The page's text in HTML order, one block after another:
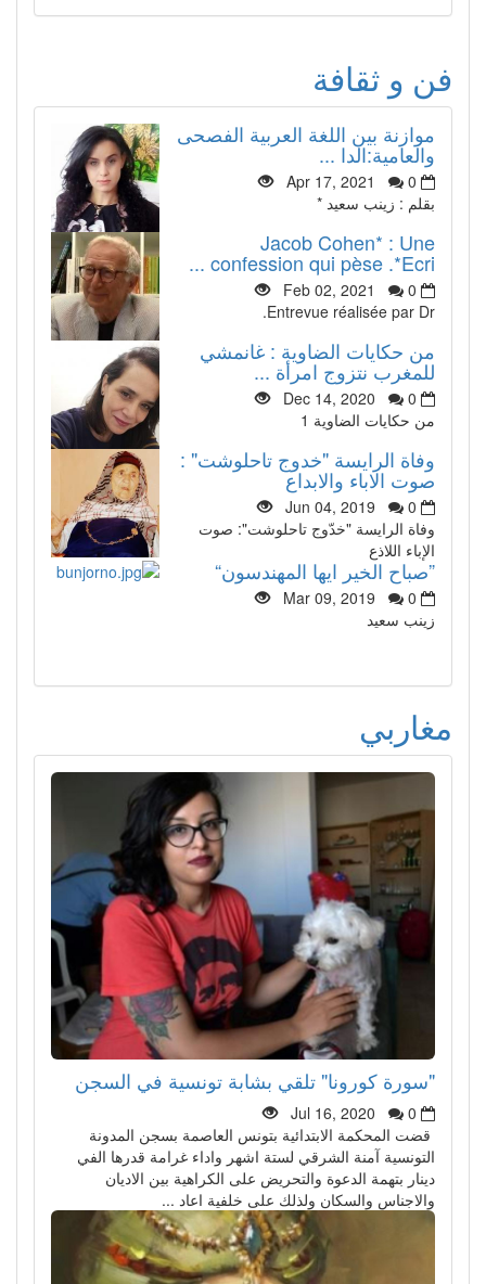
فن و ثقافة
موازنة بين اللغة العربية الفصحى
والعامية:الدا ...
Apr 17, 2021
0
بقلم : زينب سعيد *
Jacob Cohen* : Une
confession qui pèse .*Ecri ...
Feb 02, 2021
0
Entrevue réalisée par Dr.
من حكايات الضاوية : غانمشي
للمغرب نتزوج امرأة ...
Dec 14, 2020
0
من حكايات الضاوية 1
وفاة الرايسة "خدوج تاحلوشت" :
صوت الاباء والابداع
Jun 04, 2019
0
وفاة الرايسة "خدّوج تاحلوشت": صوت
الإباء اللاذع
”صباح الخير ايها المهندسون“
Mar 09, 2019
0
زينب سعيد
مغاربي
"سورة كورونا" تلقي بشابة تونسية في السجن
Jul 16, 2020
0
قضت المحكمة الابتدائية بتونس العاصمة بسجن المدونة
التونسية آمنة الشرقي لستة اشهر واداء غرامة قدرها الفي
دينار بتهمة الدعوة والتحريض على الكراهية بين الاديان
والاجناس والسكان ولذلك على خلفية اعاد ...